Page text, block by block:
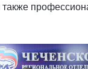
также